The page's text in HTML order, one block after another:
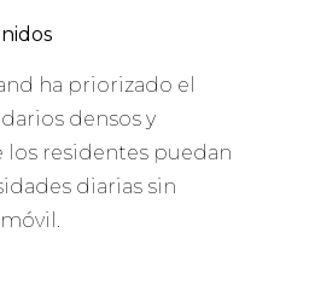
ha priorizado el
densos y
los residentes puedan
diarias sin